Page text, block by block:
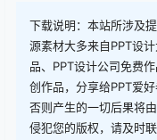
下载说明：本站所涉及
源素材大多来自PPT设
品、PPT设计公司免费
创作品，分享给PPT爱
否则产生的一切后果将
侵犯您的版权，请及时